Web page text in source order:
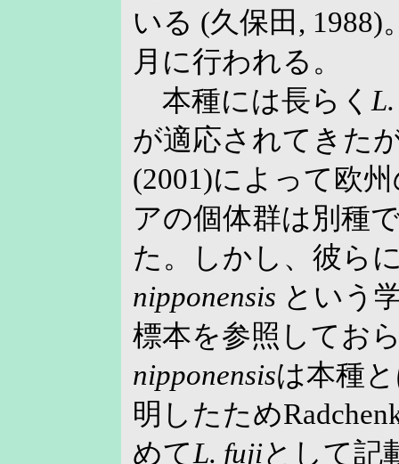
いる (久保田, 1988)
月に行われる。
本種には長らく
が適応されてきた
(2001)によって欧
アの個体群は別種
た。しかし、彼ら
nipponensis という
標本を参照してお
nipponensisは本種
明したため
めてL. fujiとして記